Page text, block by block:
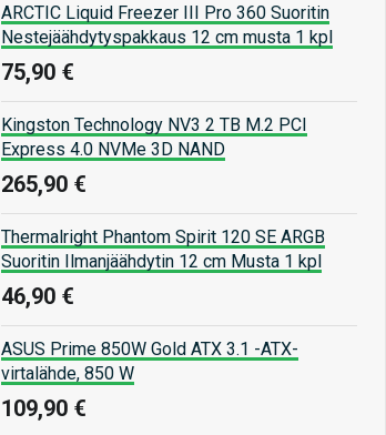
ARCTIC Liquid Freezer III Pro 360 Suoritin
Nestejäähdytyspakkaus 12 cm musta 1 kpl
75,90 €
Kingston Technology NV3 2 TB M.2 PCI
Express 4.0 NVMe 3D NAND
265,90 €
Thermalright Phantom Spirit 120 SE ARGB
Suoritin Ilmanjäähdytin 12 cm Musta 1 kpl
46,90 €
ASUS Prime 850W Gold ATX 3.1 -ATX-
virtalähde, 850 W
109,90 €